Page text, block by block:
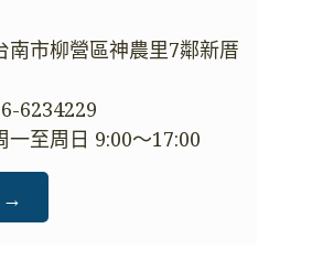
南市柳營區神農里7鄰新厝
6234229
一至周日 9:00～17:00
→️